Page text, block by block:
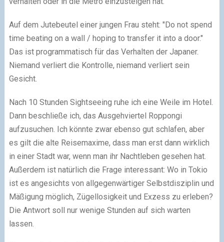
Auf dem Jutebeutel einer jungen Frau steht: "Do not spend
time beating on a wall / hoping to transfer it into a door."
Das ist programmatisch für das Verhalten der Japaner.
Niemand verliert die Kontrolle, niemand verliert sein
Gesicht.
Nach 10 Stunden Sightseeing ruhe ich eine Weile im Hotel.
Dann beschließe ich, das Ausgehviertel Roppongi
aufzusuchen. Ich könnte zwar ebenso gut schlafen, aber
es gilt die alte Reisemaxime, dass man erst dann wirklich
in einer Stadt war, wenn man ihr Nachtleben gesehen hat.
Außerdem ist natürlich die Frage interessant: Wo in Tokio
ist es angesichts von allgegenwärtiger Selbstdisziplin und
Mäßigung möglich, Zügellosigkeit und Exzess zu erleben?
Die Antwort soll nur wenige Stunden auf sich warten
lassen.